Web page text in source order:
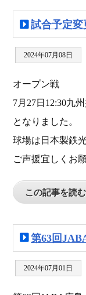
試合予定
2024年07月08日
オープン戦
7月27日12:30九
となりました。
球場は日本製鉄
ご声援宜しくお
この記事を読
第63回
2024年07月01日